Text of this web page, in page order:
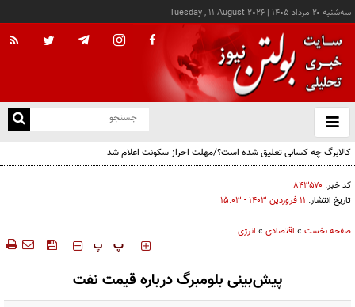
سه‌شنبه ۲۰ مرداد ۱۴۰۵ |
Tuesday , 11 August 2026
باز
و
کالابرگ چه کسانی تعلیق شده است؟/مهلت احراز سکونت اعلام شد
کد خبر: ۸۴۳۵۷۰
تاریخ انتشار: ۱۱ فروردين ۱۴۰۳ - ۱۵:۰۳
صفحه نخست » اقتصادی » انرژی
‍‍‍ پ پ
پیش‌بینی بلومبرگ درباره قیمت نفت